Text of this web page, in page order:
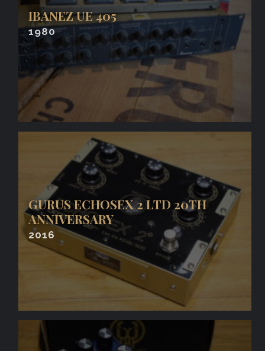
IBANEZ UE 405
1980
GURUS ECHOSEX 2 LTD 20TH
ANNIVERSARY
2016